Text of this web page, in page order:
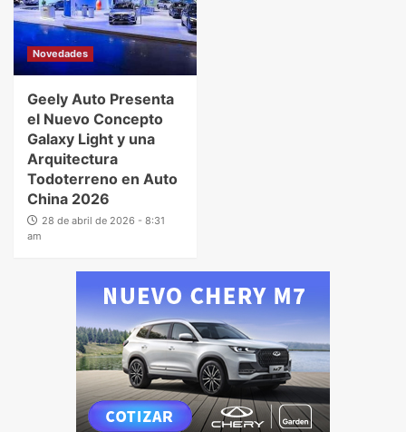
Novedades
Geely Auto Presenta
el Nuevo Concepto
Galaxy Light y una
Arquitectura
Todoterreno en Auto
China 2026
28 de abril de 2026 - 8:31
am